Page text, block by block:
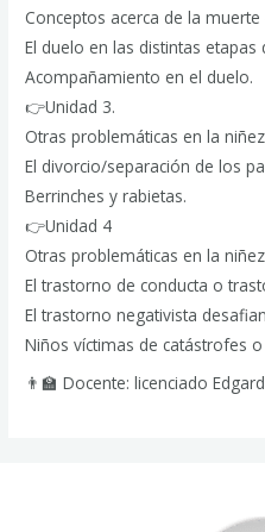
Conceptos acerca de la
El duelo en las distintas etapas
Acompañamiento en el duelo.
👉Unidad 3.
Otras problemáticas en la
El divorcio/separación de los
Berrinches y rabietas.
👉Unidad 4
Otras problemáticas en la
El trastorno de conducta o
El trastorno negativista
Niños víctimas de catástrofes o
👨‍🏫 Docente: licenciado